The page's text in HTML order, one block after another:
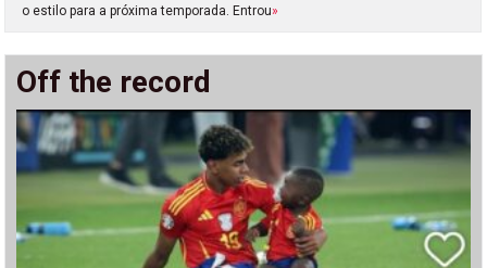
o estilo para a próxima temporada. Entrou»
Off the record